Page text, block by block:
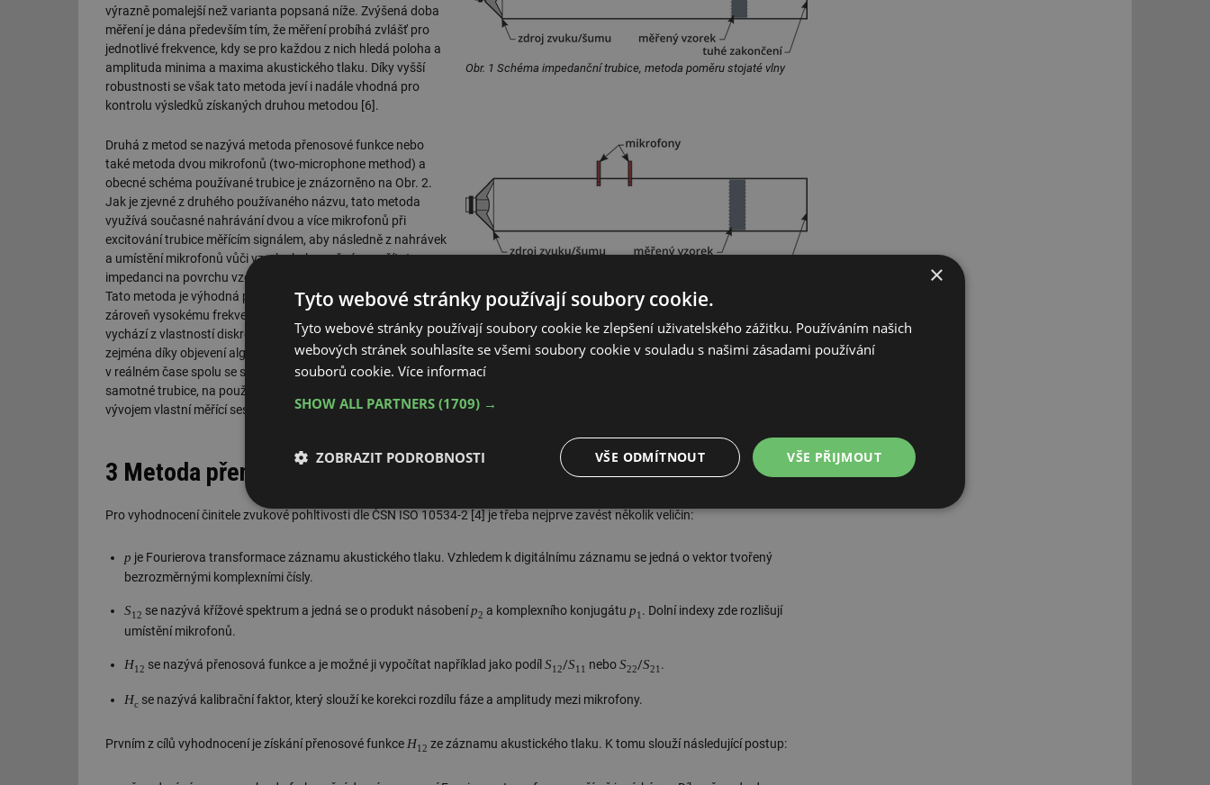
Obr. 1 Schéma impedanční trubice, metoda poměru stojaté vlny
výrazně pomalejší než varianta popsaná níže. Zvýšená doba
měření je dána především tím, že měření probíhá zvlášť pro
jednotlivé frekvence, kdy se pro každou z nich hledá poloha a
amplituda minima a maxima akustického tlaku. Díky vyšší
robustnosti se však tato metoda jeví i nadále vhodná pro
kontrolu výsledků získaných druhou metodou [6].
Druhá z metod se nazývá metoda přenosové funkce nebo
také metoda dvou mikrofonů (two-microphone method) a
obecné schéma používané trubice je znázorněno na Obr. 2.
Jak je zjevné z druhého používaného názvu, tato metoda
využívá současné nahrávání dvou a více mikrofonů při
excitování trubice měřícím signálem, aby následně z nahrávek
a umístění mikrofonů vůči vzorku bylo možné vypočítat
impedanci na povrchu vzorku nebo činitel zvukové pohltivosti.
Tato metoda je výhodná především díky své rychlosti a
zároveň vysokému frekvenčnímu rozlišení výsledků, což
vychází z vlastností diskrétní Fourierovy transformace. Díky současnému stavu technologií, zpracování digitálního signálu a
zejména díky objevení algoritmu rychlé Fourierovy transformace je možné vyhodnocení provádět ve frekvenční doméně téměř
v reálném čase spolu se samotným měřením. Kvalita výsledků je pak závislá především na hardwarové straně: na zpracování
samotné trubice, na použitých mikrofonech a AD a DA převodnících. Následující kapitoly se zabývají právě touto metodou a
vývojem vlastní měřící sestavy.
3 Metoda přenosové funkce
Pro vyhodnocení činitele zvukové pohltivosti dle ČSN ISO 10534-2 [4] je třeba nejprve zavést několik veličin:
p je Fourierova transformace záznamu akustického tlaku. Vzhledem k digitálnímu záznamu se jedná o vektor tvořený
bezrozměrnými komplexními čísly.
S12 se nazývá křížové spektrum a jedná se o produkt násobeníp2 a komplexního konjugátu p1 . Dolní indexy zde rozlišují
umístění mikrofonů.
H12 se nazývá přenosová funkce a je možné ji vypočítat například jako podíl S12/S11 neboS22/S21 .
Hc se nazývá kalibrační faktor, který slouží ke korekci rozdílu fáze a amplitudy mezi mikrofony.
Prvním z cílů vyhodnocení je získání přenosové funkce H12 ze záznamu akustického tlaku. K tomu slouží následující postup:
×
Tyto webové stránky používají soubory cookie.
Tyto webové stránky používají soubory cookie ke zlepšení uživatelského zážitku. Používáním našich
webových stránek souhlasíte se všemi soubory cookie v souladu s našimi zásadami používání
souborů cookie. Více informací
SHOW ALL PARTNERS (1709) →
VŠE PŘIJMOUT
VŠE ODMÍTNOUT
ZOBRAZIT PODROBNOSTI
Nezbytně nutné
Výkonové
soubory
Soubory cílení Funkční soubory
Nezařazené
stránky nelze bez nezbytně nutných souborů cookie správně používat.
Doména
info.cz
prohlížeče